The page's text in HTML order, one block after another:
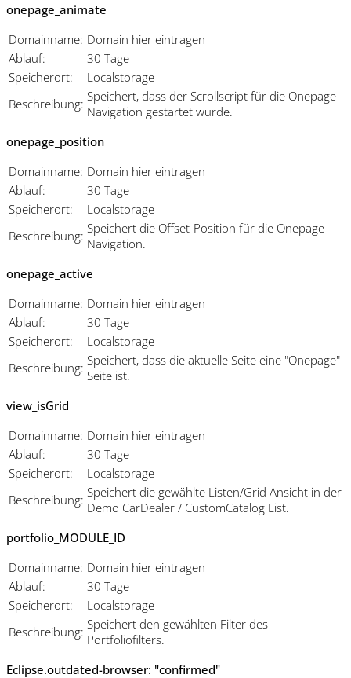
onepage_animate
Domainname: Domain hier eintragen
Ablauf:
30 Tage
Speicherort:
Localstorage
Beschreibung: Speichert, dass der Scrollscript für die Onepage
Navigation gestartet wurde.
onepage_position
Domainname: Domain hier eintragen
Ablauf:
30 Tage
Speicherort:
Localstorage
Beschreibung: Speichert die Offset-Position für die Onepage
Navigation.
onepage_active
Domainname: Domain hier eintragen
Ablauf:
30 Tage
Speicherort:
Localstorage
Beschreibung: Speichert, dass die aktuelle Seite eine "Onepage"
Seite ist.
view_isGrid
Domainname: Domain hier eintragen
Ablauf:
30 Tage
Speicherort:
Localstorage
Beschreibung: Speichert die gewählte Listen/Grid Ansicht in der
Demo CarDealer / CustomCatalog List.
portfolio_MODULE_ID
Domainname: Domain hier eintragen
Ablauf:
30 Tage
Speicherort:
Localstorage
Beschreibung: Speichert den gewählten Filter des
Portfoliofilters.
Eclipse.outdated-browser: "confirmed"